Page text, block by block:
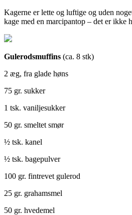
Kagerne er lette og luftige og uden
kage med en marcipantop – det er ikke
Gulerodsmuffins (ca. 8 stk)
2 æg, fra glade høns
75 gr. sukker
1 tsk. vaniljesukker
50 gr. smeltet smør
½ tsk. kanel
½ tsk. bagepulver
100 gr. fintrevet gulerod
25 gr. grahamsmel
50 gr. hvedemel